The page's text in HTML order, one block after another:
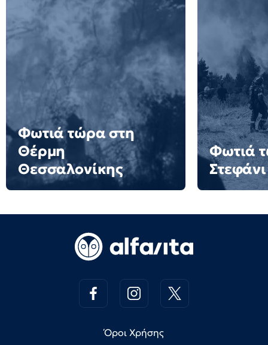
Φωτιά τώρα στη
Θέρμη
Θεσσαλονίκης
Φωτιά
Όροι Χρήσης